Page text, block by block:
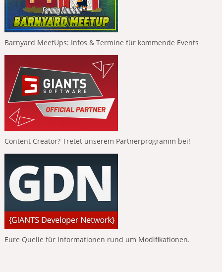
Barnyard MeetUps: Infos & Termine für kommende Events
Content Creator? Tretet unserem Partnerprogramm bei!
Eure Quelle für Informationen rund um Modifikationen.